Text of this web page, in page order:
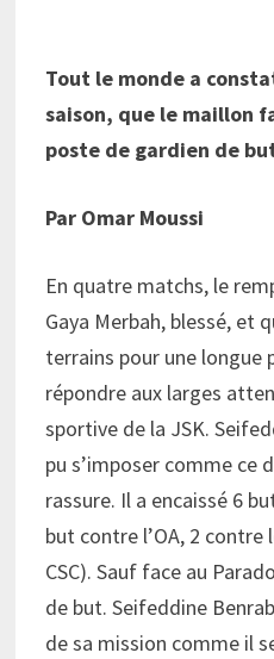
Tout le monde a
saison, que le maillon
poste de gardien de
Par Omar Moussi
En quatre matchs, le
Gaya Merbah, blessé, et
terrains pour une longue
répondre aux larges
sportive de la JSK.
pu s’imposer comme ce
rassure. Il a encaissé 6
but contre l’OA, 2 contre
CSC). Sauf face au
de but. Seifeddine
de sa mission comme il